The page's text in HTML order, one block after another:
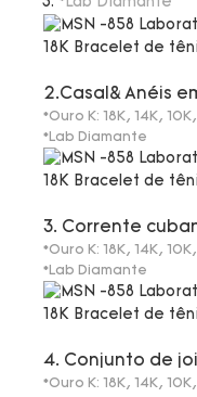
2.Casal& Anéis
*Ouro K: 18K, 14K,
*Lab Diamante
3. Corrente
*Ouro K: 18K, 14K,
*Lab Diamante
4. Conjunto de
*Ouro K: 18K, 14K,